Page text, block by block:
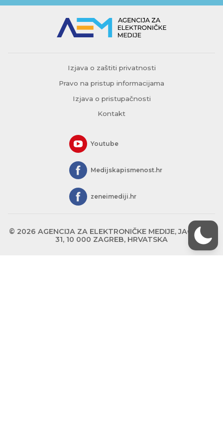
Izjava o zaštiti privatnosti
Pravo na pristup informacijama
Izjava o pristupačnosti
Kontakt
Youtube
Medijskapismenost.hr
zeneimediji.hr
© 2026 AGENCIJA ZA ELEKTRONIČKE MEDIJE, JAGIĆEVA
31, 10 000 ZAGREB, HRVATSKA